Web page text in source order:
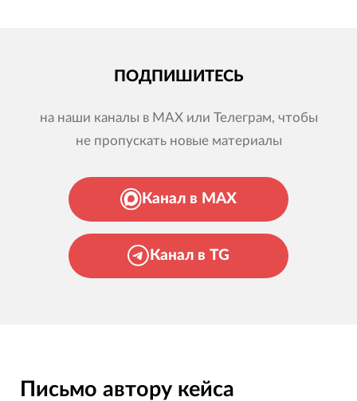
ПОДПИШИТЕСЬ
на наши каналы в MAX или Телеграм, чтобы
не пропускать новые материалы
Канал в MAX
Канал в TG
Письмо автору кейса